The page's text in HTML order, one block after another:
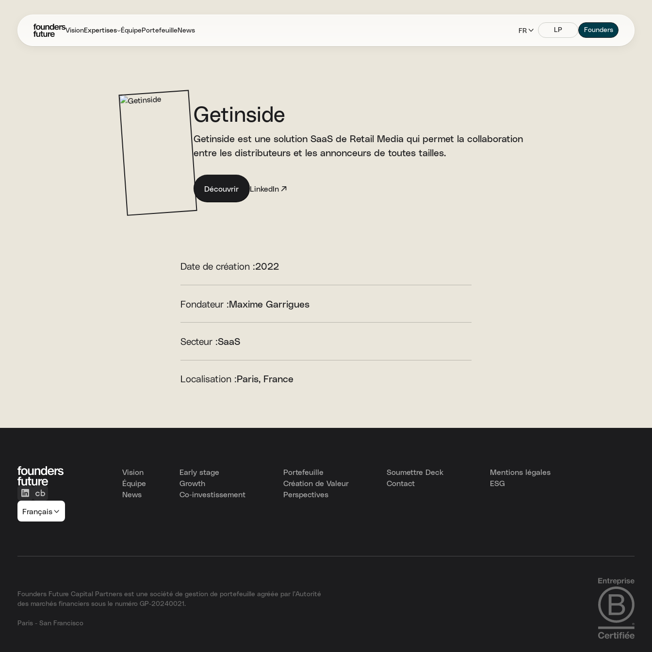
VisionExpertises ÉquipePortefeuilleNews FR LP Founders
Getinside
Getinside est une solution SaaS de Retail Media qui permet la collaboration
entre les distributeurs et les annonceurs de toutes tailles.
Découvrir LinkedIn
Date de création :2022
Fondateur :Maxime Garrigues
Secteur :SaaS
Localisation :Paris, France
Français
Vision
Équipe
News
Early stage
Growth
Co-investissement
Portefeuille
Création de Valeur
Perspectives
Soumettre Deck
Contact
Mentions légales
ESG
Founders Future Capital Partners est une société de gestion de portefeuille agréée par l’Autorité
des marchés financiers sous le numéro GP-20240021.
Paris - San Francisco